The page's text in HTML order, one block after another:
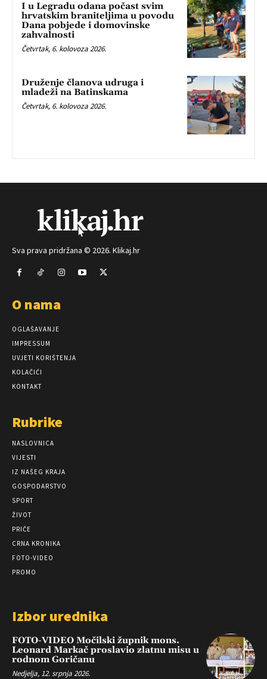
I u Legradu odana počast svim
hrvatskim braniteljima u povodu
Dana pobjede i domovinske
zahvalnosti
Četvrtak, 6. kolovoza 2026.
Druženje članova udruga i
mladeži na Batinskama
Četvrtak, 6. kolovoza 2026.
Sva prava pridržana © 2026. Klikaj.hr
O nama
OGLAŠAVANJE
IMPRESSUM
UVJETI KORIŠTENJA
KOLAČIĆI
KONTAKT
Rubrike
NASLOVNICA
VIJESTI
IZ NAŠEG KRAJA
GOSPODARSTVO
SPORT
ŽIVOT
PRIČE
CRNA KRONIKA
FOTO-VIDEO
PROMO
Izbor urednika
FOTO-VIDEO Močilski župnik mons.
Leonard Markač proslavio zlatnu misu u
rodnom Goričanu
Nedjelja, 12. srpnja 2026.